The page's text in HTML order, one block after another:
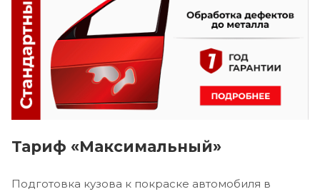
Тариф «Максимальный»
Подготовка кузова к покраске автомобиля в